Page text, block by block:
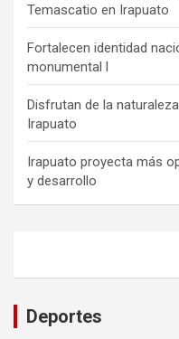
Temascatio en Irapuato
Fortalecen identidad
monumental l
Disfrutan de la
Irapuato
Irapuato proyecta más
y desarrollo
Deportes